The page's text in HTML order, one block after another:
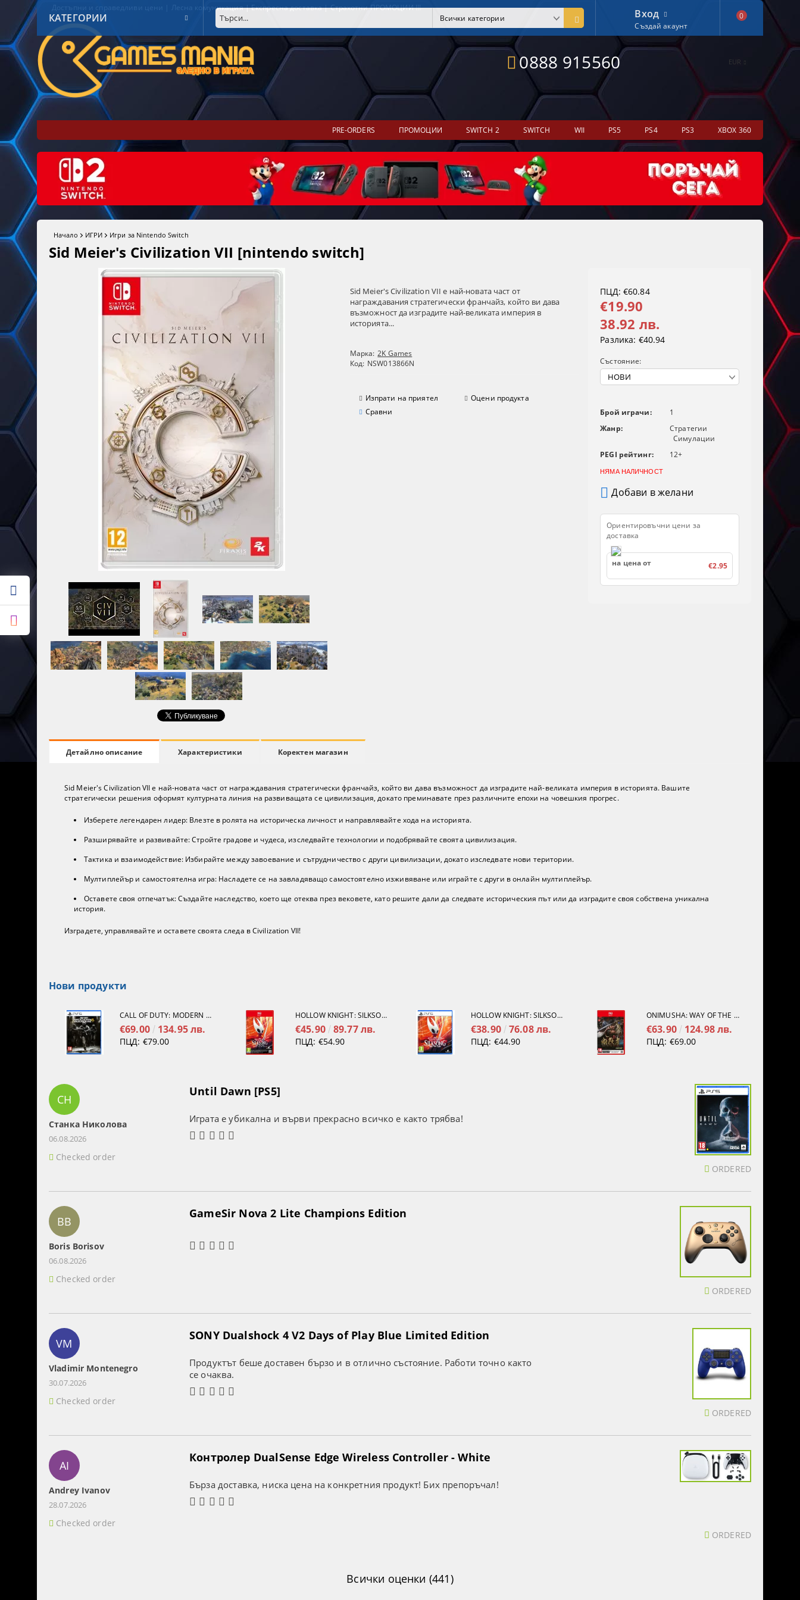
Достъпни и справедливи цени | Лесна комуникация | Експресна доставка | Страхотни ПРОМОЦИИ !!!
0888 915560 EUR
КАТЕГОРИИ Вход
Създай акаунт
0
PRE-ORDERS ПРОМОЦИИ SWITCH 2 SWITCH WII PS5 PS4 PS3 XBOX 360
Начало ИГРИ Игри за Nintendo Switch
Sid Meier's Civilization VII [nintendo switch]
Sid Meier's Civilization VII е най-новата част от
награждавания стратегически франчайз, който ви дава
възможност да изградите най-великата империя в
историята...
Марка: 2K Games
Код: NSW013866N
Изпрати на приятел
Оцени продукта
Сравни
ПЦД: €60.84
€19.90
38.92 лв.
Разлика: €40.94
Състояние:
Брой играчи:
1
Жанр:
Стратегии
Симулации
PEGI рейтинг:
12+
НЯМА НАЛИЧНОСТ
Добави в желани
Ориентировъчни цени за
доставка
на цена от €2.95
Детайлно описание Характеристики Коректен магазин
Sid Meier's Civilization VII е най-новата част от награждавания стратегически франчайз, който ви дава възможност да изградите най-великата империя в историята. Вашите
стратегически решения оформят културната линия на развиващата се цивилизация, докато преминавате през различните епохи на човешкия прогрес.
Изберете легендарен лидер: Влезте в ролята на историческа личност и направлявайте хода на историята.
Разширявайте и развивайте: Стройте градове и чудеса, изследвайте технологии и подобрявайте своята цивилизация.
Тактика и взаимодействие: Избирайте между завоевание и сътрудничество с други цивилизации, докато изследвате нови територии.
Мултиплейър и самостоятелна игра: Насладете се на завладяващо самостоятелно изживяване или играйте с други в онлайн мултиплейър.
Оставете своя отпечатък: Създайте наследство, което ще отеква през вековете, като решите дали да следвате историческия път или да изградите своя собствена уникална
история.
Изградете, управлявайте и оставете своята следа в Civilization VII!
Нови продукти
CALL OF DUTY: MODERN WARFARE 4[PS5]
€69.00 134.95 лв.
ПЦД: €79.00
HOLLOW KNIGHT: SILKSONG [NINTENDO SWITCH 2]
€45.90 89.77 лв.
ПЦД: €54.90
HOLLOW KNIGHT: SILKSONG [PS5]
€38.90 76.08 лв.
ПЦД: €44.90
ONIMUSHA: WAY OF THE SWORD [NINTENDO SWITCH 2]
€63.90 124.98 лв.
ПЦД: €69.00
СН
Станка Николова
06.08.2026
Checked order
Until Dawn [PS5]
Играта е убикална и върви прекрасно всичко е както трябва!
ORDERED
BB
Boris Borisov
06.08.2026
Checked order
GameSir Nova 2 Lite Champions Edition
ORDERED
VM
Vladimir Montenegro
30.07.2026
Checked order
SONY Dualshock 4 V2 Days of Play Blue Limited Edition
Продуктът беше доставен бързо и в отлично състояние. Работи точно както
се очаква.
ORDERED
AI
Andrey Ivanov
28.07.2026
Checked order
Контролер DualSense Edge Wireless Controller - White
Бърза доставка, ниска цена на конкретния продукт! Бих препоръчал!
ORDERED
Всички оценки (441)